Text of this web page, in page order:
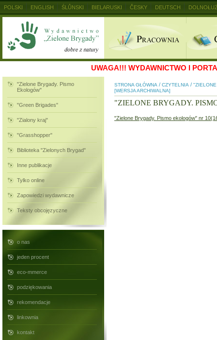
UWAGA!!! WYDAWNICTWO I
"Zielone Brygady. Pismo
Ekologów"
"Green Brigades"
"Zialony kraj"
"Grasshopper"
Biblioteka "Zielonych Brygad"
Inne publikacje
Tylko online
Zapowiedzi wydawnicze
Teksty obcojęzyczne
o nas
jeden procent
eco-mmerce
podziękowania
rekomendacje
linkownia
kontakt
STRONA GŁÓWNA / CZYTELNIA /
[WERSJA ARCHIWALNA]
"ZIELONE BRYGADY.
"Zielone Brygady. Pismo ekologów" nr
POLSKI ENGLISH ŚLŮNSKI BIELARUSKI ČESKY DEUTSCH